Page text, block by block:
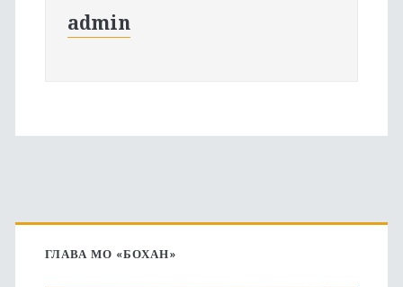
admin
Основная
боковая
ГЛАВА МО «БОХАН»